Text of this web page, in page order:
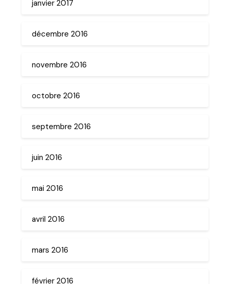
janvier 2017
décembre 2016
novembre 2016
octobre 2016
septembre 2016
juin 2016
mai 2016
avril 2016
mars 2016
février 2016